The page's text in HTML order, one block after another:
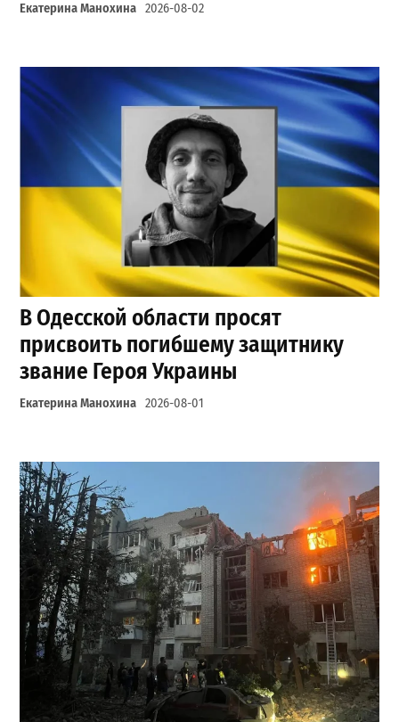
Екатерина Манохина 2026-08-02
В Одесской области просят
присвоить погибшему защитнику
звание Героя Украины
Екатерина Манохина 2026-08-01